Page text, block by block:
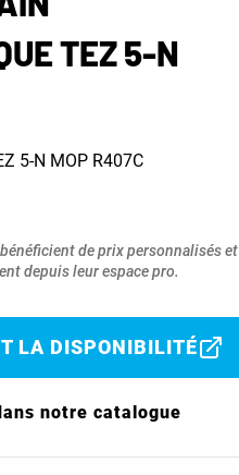
TEZ 5-N
5-N MOP R407C
de prix personnalisés et
depuis leur espace pro.
LA DISPONIBILITÉ
notre catalogue